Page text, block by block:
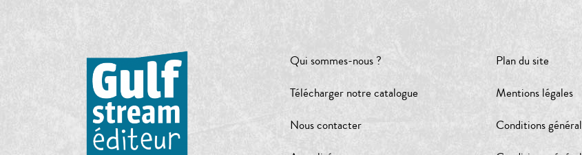
Qui sommes-nous ?
Télécharger notre catalogue
Nous contacter
Plan du site
Mentions légales
Conditions